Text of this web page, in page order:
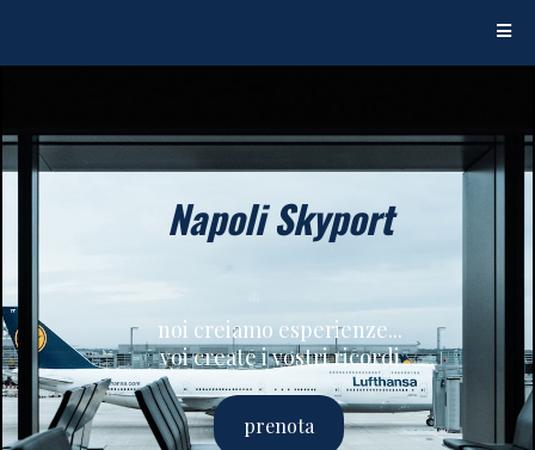
Napoli Skyport
noi creiamo esperienze...
voi create i vostri ricordi
prenota